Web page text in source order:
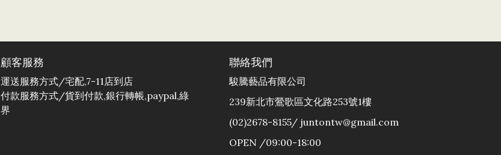
顧客服務
運送服務方式/宅配,7-11店到店
付款服務方式/貨到付款,銀行轉帳,paypal,綠
界
聯絡我們
駿騰藝品有限公司
239新北市鶯歌區文化路253號1樓
(02)2678-8155/ juntontw@gmail.com
OPEN /09:00-18:00